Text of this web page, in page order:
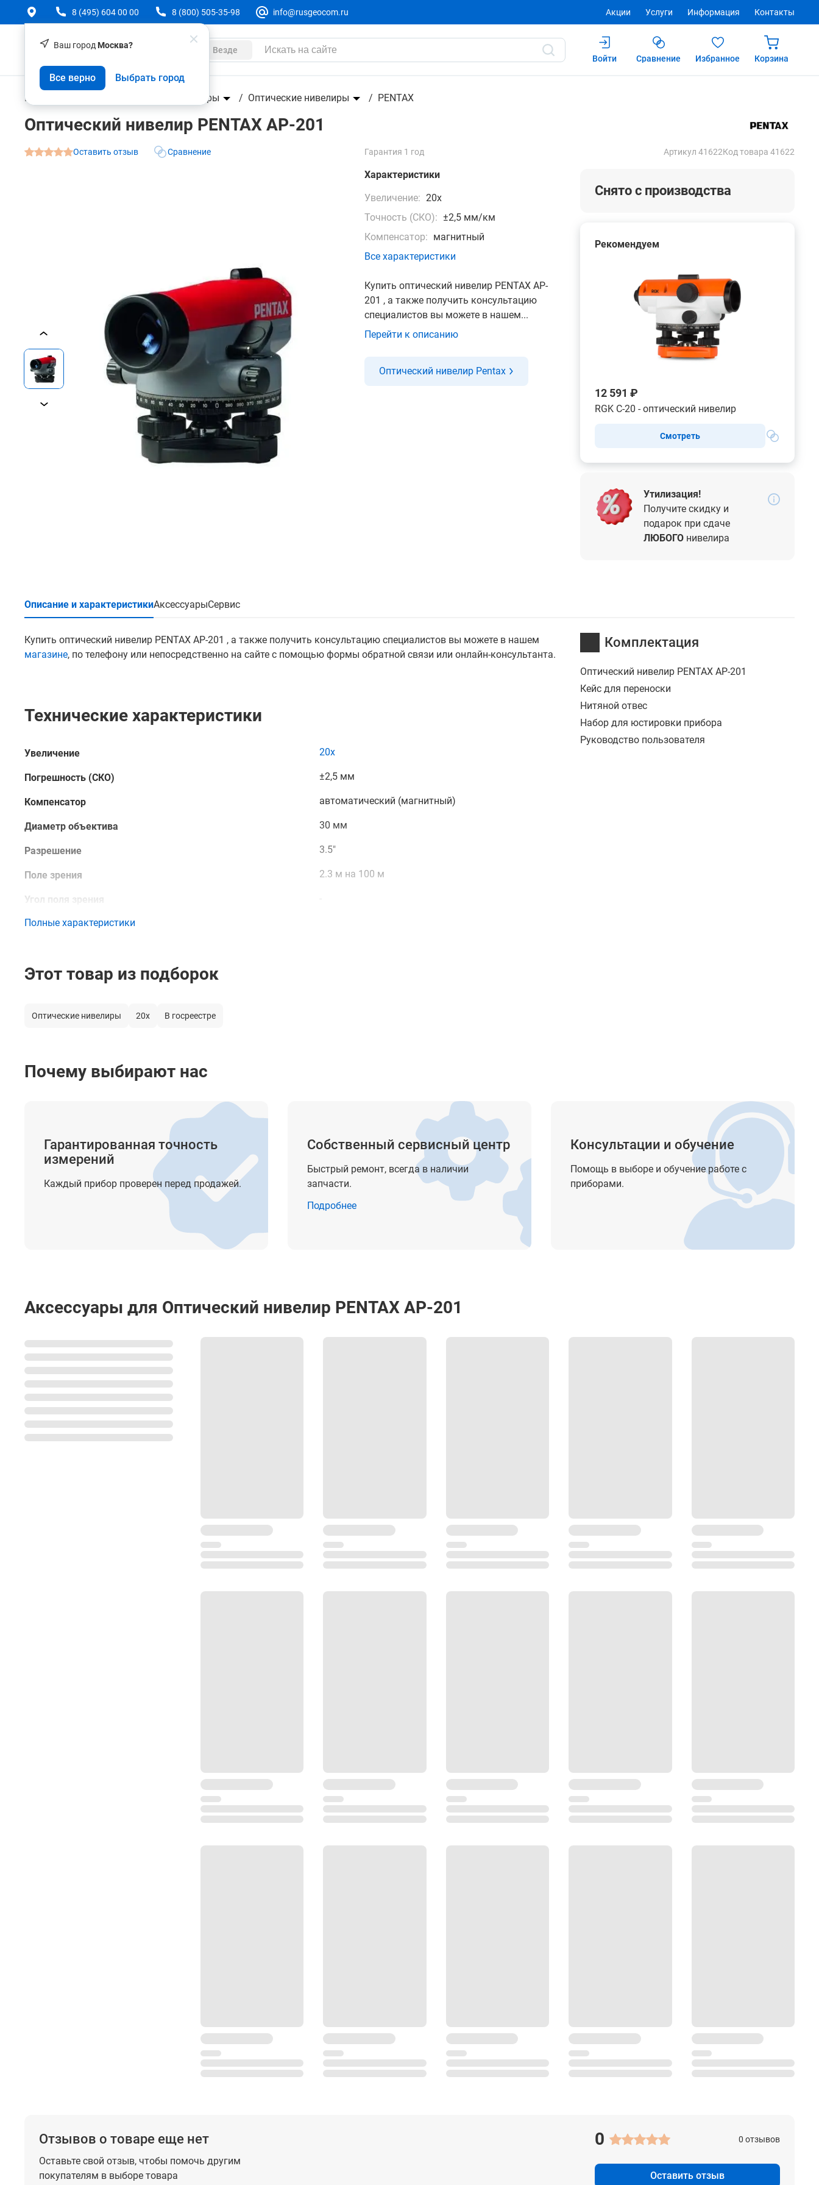
Ваш город Москва?
Все верно Выбрать город
8 (495) 604 00 00 8 (800) 505-35-98 info@rusgeocom.ru Акции Услуги Информация Контакты
Везде
Войти
Сравнение Избранное Корзина
Геодезическое оборудование Нивелиры Оптические нивелиры PENTAX
Оптический нивелир PENTAX AP-201
Оставить отзыв Сравнение Гарантия 1 год Артикул 41622Код товара 41622
Характеристики
Увеличение: 20x
Точность (СКО): ±2,5 мм/км
Компенсатор: магнитный
Все характеристики
Купить оптический нивелир PENTAX AP-
201 , а также получить консультацию
специалистов вы можете в нашем...
Перейти к описанию
Оптический нивелир Pentax
Снято с производства
Рекомендуем
12 591 ₽
RGK C-20 - оптический нивелир
Смотреть
Утилизация!
Получите скидку и
подарок при сдаче
ЛЮБОГОнивелира
Описание и характеристикиАксессуарыСервис
Оптический нивелир PENTAX AP-201
О товаре ХарактеристикиАксессуары
Купить оптический нивелир PENTAX AP-201 , а также получить консультацию специалистов вы можете в нашем
магазине, по телефону или непосредственно на сайте с помощью формы обратной связи или онлайн-консультанта.
Технические характеристики
Увеличение 20х
Погрешность (СКО) ±2,5 мм
Компенсатор автоматический (магнитный)
Диаметр объектива 30 мм
Разрешение 3.5"
Поле зрения 2.3 м на 100 м
Угол поля зрения
Минимальное фокусное расстояние
Постоянная поправка дальномера
Изображение
Диапазон работы компенсатора
Прочее
чувствительность - 10’/2,0 мм
Степень защиты от пыли и влаги есть
от -20° до +50°С
Полные характеристики
Комплектация
Оптический нивелир PENTAX AP-201
Кейс для переноски
Нитяной отвес
Набор для юстировки прибора
Руководство пользователя
Этот товар из подборок
Оптические нивелиры 20х В госреестре
Почему выбирают нас
Гарантированная точность
измерений
Каждый прибор проверен перед продажей.
Собственный сервисный центр
Быстрый ремонт, всегда в наличии
запчасти.
Подробнее
Консультации и обучение
Помощь в выборе и обучение работе с
приборами.
Аксессуары для Оптический нивелир PENTAX AP-201
Отзывов о товаре еще нет
Оставьте свой отзыв, чтобы помочь другим
покупателям в выборе товара
0 0 отзывов
Оставить отзыв